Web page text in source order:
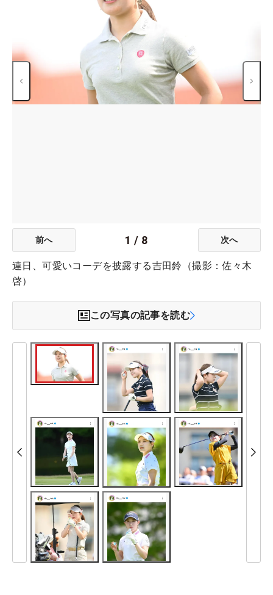
前へ 1 / 8 次へ
連日、可愛いコーデを披露する吉田鈴（撮影：佐々木
啓）
この写真の記事を読む